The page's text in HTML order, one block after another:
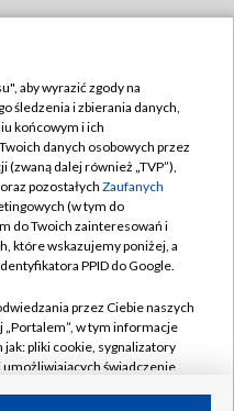
TVP
aby wyrazić zgody na
śledzenia i zbierania danych,
końcowym i ich
danych osobowych przez
(zwaną dalej również „TVP”),
oraz pozostałych Zaufanych
(w tym do
do Twoich zainteresowań i
które wskazujemy poniżej, a
PPID do Google.
przez Ciebie naszych
„Portalem”, w tym informacje
pliki cookie, sygnalizatory
świadczenie